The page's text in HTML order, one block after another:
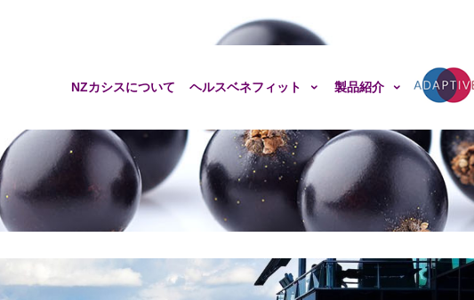
NZカシスについて ヘルスベネフィット 製品紹介 Adaptive